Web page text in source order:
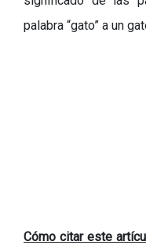
palabra “gato” a un
Cómo citar este